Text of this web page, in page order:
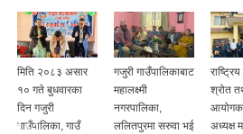
मिति २०८३ असार
१० गते बुधवारका
दिन गजुरी
गाउँपालिका, गाउँ
गजुरी गाउँपालिकाबाट
महालक्ष्मी
नगरपालिका,
ललितपुरमा सरुवा भई
श्रोत
अध्यक्ष